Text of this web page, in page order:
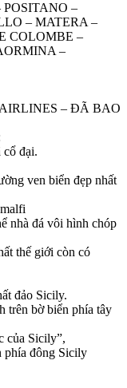
–
– MATERA –
COLOMBE –
–
– ĐÃ BAO
cổ đại.
ven biển đẹp nhất
nhà đá vôi hình chóp
thế giới còn có
đảo Sicily.
trên bờ biển phía tây
của Sicily”,
phía đông Sicily